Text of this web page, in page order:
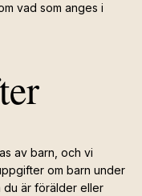
vad som anges i
av barn, och vi
om barn under
du är förälder eller